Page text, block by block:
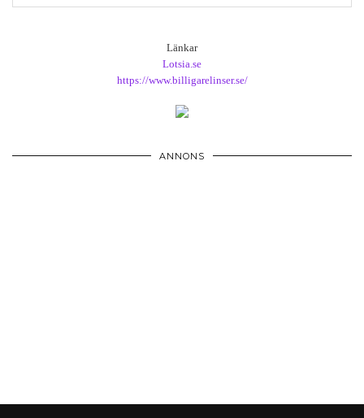
Länkar
Lotsia.se
https://www.billigarelinser.se/
ANNONS